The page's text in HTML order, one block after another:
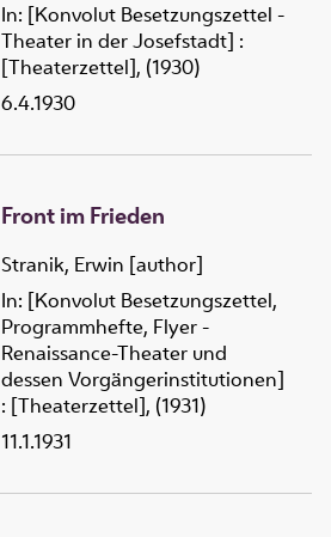
In: [Konvolut Besetzungszettel -
Theater in der Josefstadt] :
[Theaterzettel], (1930)
6.4.1930
Front im Frieden
Stranik, Erwin [author]
In: [Konvolut Besetzungszettel,
Programmhefte, Flyer -
Renaissance-Theater und
dessen Vorgängerinstitutionen]
: [Theaterzettel], (1931)
11.1.1931